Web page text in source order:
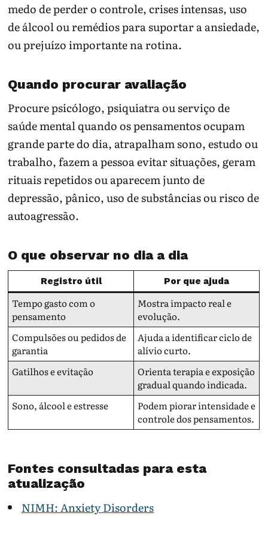
medo de perder o controle, crises intensas, uso
de álcool ou remédios para suportar a ansiedade,
ou prejuízo importante na rotina.
Quando procurar avaliação
Procure psicólogo, psiquiatra ou serviço de
saúde mental quando os pensamentos ocupam
grande parte do dia, atrapalham sono, estudo ou
trabalho, fazem a pessoa evitar situações, geram
rituais repetidos ou aparecem junto de
depressão, pânico, uso de substâncias ou risco de
autoagressão.
O que observar no dia a dia
Registro útil Por que ajuda
Tempo gasto com o
pensamento
Mostra impacto real e
evolução.
Compulsões ou pedidos de
garantia
Ajuda a identificar ciclo de
alívio curto.
Gatilhos e evitação
Orienta terapia e exposição
gradual quando indicada.
Sono, álcool e estresse
Podem piorar intensidade e
controle dos pensamentos.
Fontes consultadas para esta
atualização
NIMH: Anxiety Disorders